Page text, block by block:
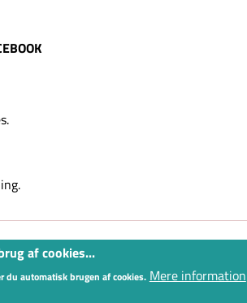
af cookies...
du automatisk brugen af cookies. Mere information